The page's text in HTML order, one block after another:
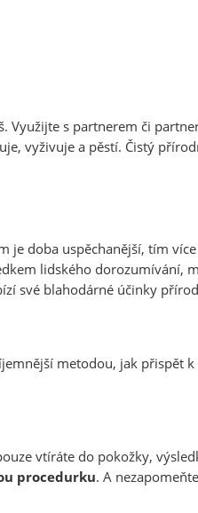
Využijte s partnerem či
vyživuje a pěstí. Čistý
doba uspěchanější, tím
lidského dorozumívání,
své blahodárné účinky
metodou, jak přispět
vtíráte do pokožky,
procedurku. A